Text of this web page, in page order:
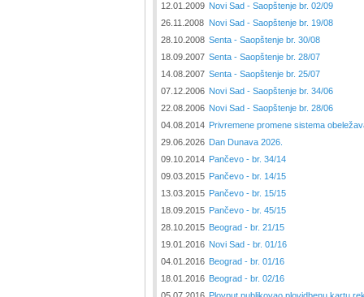
12.01.2009 Novi Sad - Saopštenje br. 02/09
26.11.2008 Novi Sad - Saopštenje br. 19/08
28.10.2008 Senta - Saopštenje br. 30/08
18.09.2007 Senta - Saopštenje br. 28/07
14.08.2007 Senta - Saopštenje br. 25/07
07.12.2006 Novi Sad - Saopštenje br. 34/06
22.08.2006 Novi Sad - Saopštenje br. 28/06
04.08.2014 Privremene promene sistema
29.06.2026 Dan Dunava 2026.
09.10.2014 Pančevo - br. 34/14
09.03.2015 Pančevo - br. 14/15
13.03.2015 Pančevo - br. 15/15
18.09.2015 Pančevo - br. 45/15
28.10.2015 Beograd - br. 21/15
19.01.2016 Novi Sad - br. 01/16
04.01.2016 Beograd - br. 01/16
18.01.2016 Beograd - br. 02/16